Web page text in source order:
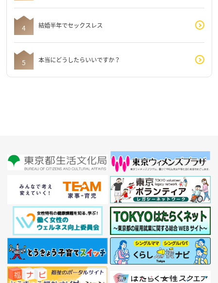
結婚半年でセックスレス
本当にどうしたらいいですか？